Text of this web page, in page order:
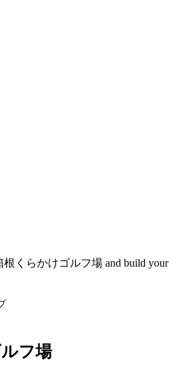
根くらかけゴルフ場 and build your
フ場